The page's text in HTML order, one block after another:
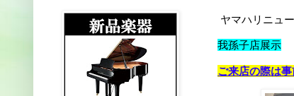
ヤマハリニュ
我孫子店展示
ご来店の際は事